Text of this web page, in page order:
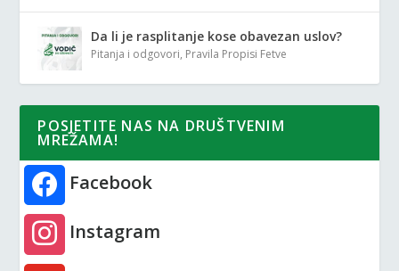
Da li je rasplitanje kose obavezan uslov?
Pitanja i odgovori, Pravila Propisi Fetve
POSJETITE NAS NA DRUŠTVENIM
MREŽAMA!
Facebook
Instagram